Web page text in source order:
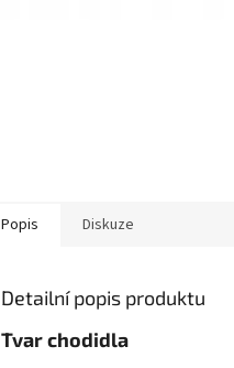
Popis Diskuze
Detailní popis produktu
Tvar chodidla